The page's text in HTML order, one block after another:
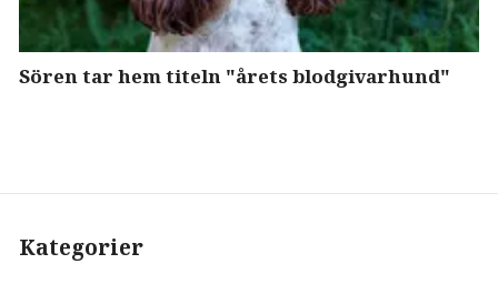
Sören tar hem titeln "årets blodgivarhund"
Kategorier